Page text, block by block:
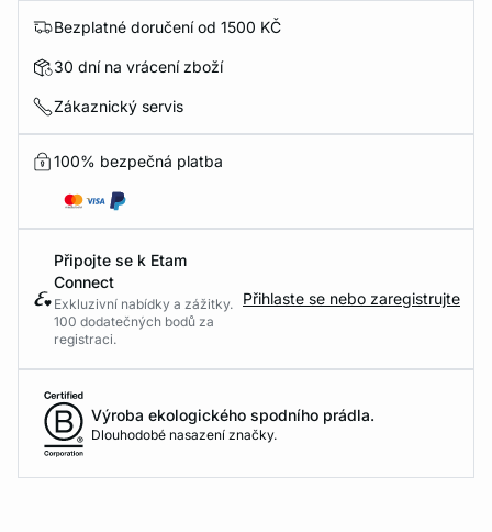
Bezplatné doručení od 1500 KČ
30 dní na vrácení zboží
Zákaznický servis
100% bezpečná platba
Připojte se k Etam
Connect
Exkluzivní nabídky a zážitky.
100 dodatečných bodů za
registraci.
Přihlaste se nebo zaregistrujte
Výroba ekologického spodního prádla.
Dlouhodobé nasazení značky.